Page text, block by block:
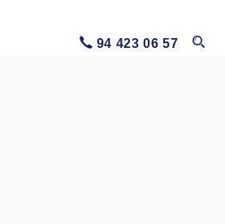
94 423 06 57